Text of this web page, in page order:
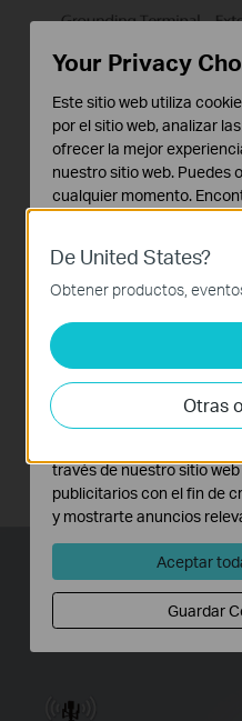
De United States?
Obtener productos,
Otras
Your Privacy
Este sitio web utiliza
por el sitio web, analizar
ofrecer la mejor
nuestro sitio web. Puedes
cualquier momento.
Cookies Básicas
Estas cookies son
del sitio web y no pueden
Cookies de Análisis y de
Las cookies de análisis
actividades en nuestro
adaptar la funcionalidad
través de nuestro sitio
publicitarios con el fin de
y mostrarte anuncios
Aceptar
Guardar